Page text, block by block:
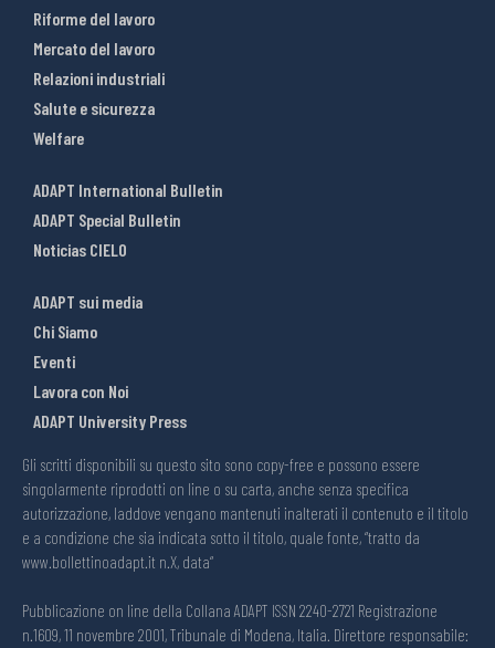
Riforme del lavoro
Mercato del lavoro
Relazioni industriali
Salute e sicurezza
Welfare
ADAPT International Bulletin
ADAPT Special Bulletin
Noticias CIELO
ADAPT sui media
Chi Siamo
Eventi
Lavora con Noi
ADAPT University Press
Gli scritti disponibili su questo sito sono copy-free e possono essere
singolarmente riprodotti on line o su carta, anche senza specifica
autorizzazione, laddove vengano mantenuti inalterati il contenuto e il titolo
e a condizione che sia indicata sotto il titolo, quale fonte, “tratto da
www.bollettinoadapt.it n.X, data“
Pubblicazione on line della Collana ADAPT ISSN 2240-2721 Registrazione
n.1609, 11 novembre 2001, Tribunale di Modena, Italia. Direttore responsabile: